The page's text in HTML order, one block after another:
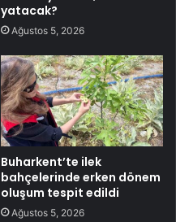
yatacak?
Ağustos 5, 2026
Buharkent’te ilek
bahçelerinde erken dönem
oluşum tespit edildi
Ağustos 5, 2026